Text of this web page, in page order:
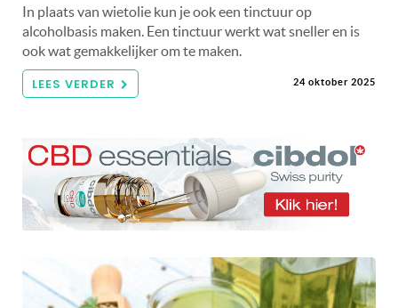
In plaats van wietolie kun je ook een tinctuur op
alcoholbasis maken. Een tinctuur werkt wat sneller en is
ook wat gemakkelijker om te maken.
LEES VERDER 24 oktober 2025